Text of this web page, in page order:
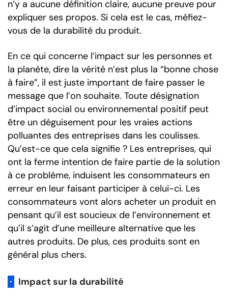
n’y a aucune définition claire, aucune preuve pour
expliquer ses propos. Si cela est le cas, méfiez-
vous de la durabilité du produit.
En ce qui concerne l’impact sur les personnes et
la planète, dire la vérité n’est plus la “bonne chose
à faire”, il est juste important de faire passer le
message que l’on souhaite. Toute désignation
d’impact social ou environnemental positif peut
être un déguisement pour les vraies actions
polluantes des entreprises dans les coulisses.
Qu’est-ce que cela signifie ? Les entreprises, qui
ont la ferme intention de faire partie de la solution
à ce problème, induisent les consommateurs en
erreur en leur faisant participer à celui-ci. Les
consommateurs vont alors acheter un produit en
pensant qu’il est soucieux de l’environnement et
qu’il s’agit d’une meilleure alternative que les
autres produits. De plus, ces produits sont en
général plus chers.
· Impact sur la durabilité